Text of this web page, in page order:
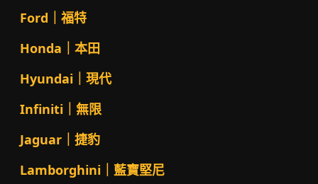
Ford｜福特
Honda｜本田
Hyundai｜現代
Infiniti｜無限
Jaguar｜捷豹
Lamborghini｜藍寶堅尼